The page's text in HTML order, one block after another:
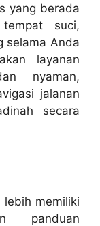
yang berada
suci,
selama Anda
layanan
nyaman,
jalanan
secara
memiliki
panduan